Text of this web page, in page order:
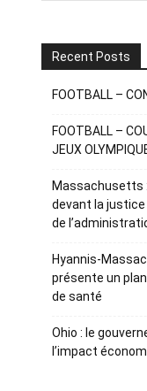
Recent Posts
FOOTBALL –
FOOTBALL –
JEUX
Massachusetts
devant la justice
de
Hyannis-
présente un
de santé
Ohio : le
l’impact